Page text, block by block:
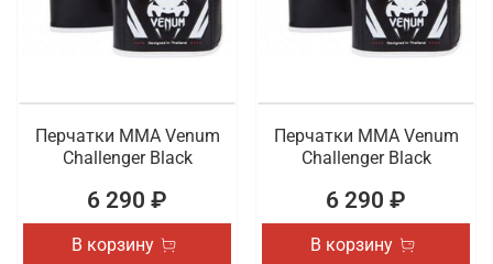
Перчатки ММА Venum
Challenger Black
6 290 ₽
В корзину
Перчатки ММА Venum
Challenger Black
6 290 ₽
В корзину